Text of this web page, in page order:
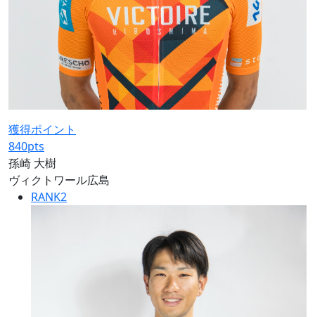
獲得ポイント
840pts
孫崎 大樹
ヴィクトワール広島
RANK2